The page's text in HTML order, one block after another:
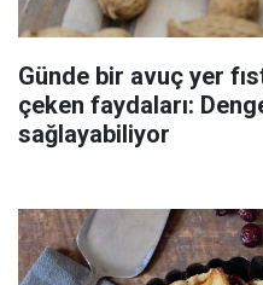
Günde bir avuç yer
çeken faydaları:
sağlayabiliyor